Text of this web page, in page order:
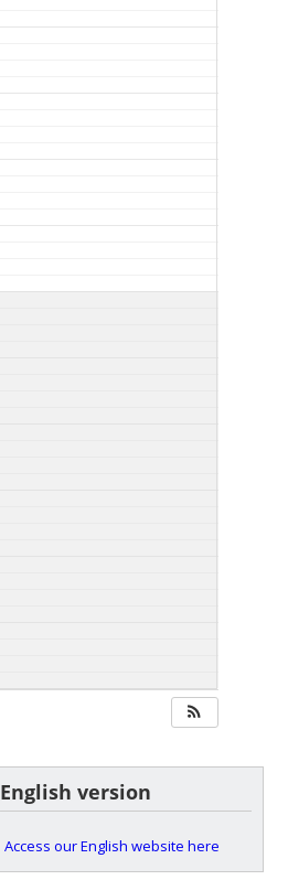
English version
Access our English website here